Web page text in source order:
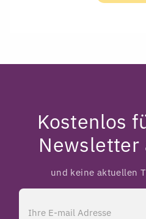
Kostenlos
Newsletter
und keine aktuellen